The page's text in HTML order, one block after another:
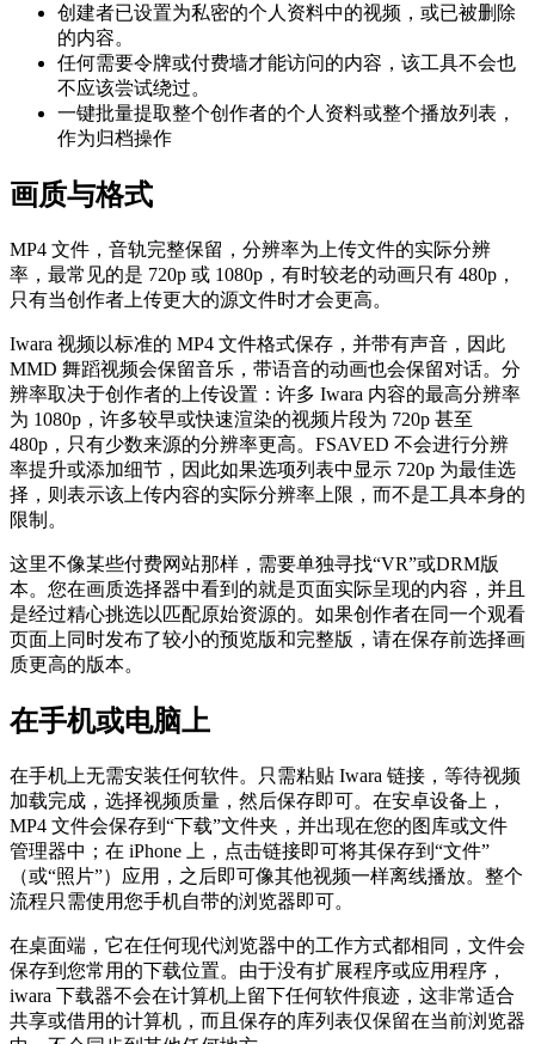
创建者已设置为私密的个人资料中的视频，或已被删除
的内容。
任何需要令牌或付费墙才能访问的内容，该工具不会也
不应该尝试绕过。
一键批量提取整个创作者的个人资料或整个播放列表，
作为归档操作
画质与格式
MP4 文件，音轨完整保留，分辨率为上传文件的实际分辨
率，最常见的是 720p 或 1080p，有时较老的动画只有 480p，
只有当创作者上传更大的源文件时才会更高。
Iwara 视频以标准的 MP4 文件格式保存，并带有声音，因此
MMD 舞蹈视频会保留音乐，带语音的动画也会保留对话。分
辨率取决于创作者的上传设置：许多 Iwara 内容的最高分辨率
为 1080p，许多较早或快速渲染的视频片段为 720p 甚至
480p，只有少数来源的分辨率更高。FSAVED 不会进行分辨
率提升或添加细节，因此如果选项列表中显示 720p 为最佳选
择，则表示该上传内容的实际分辨率上限，而不是工具本身的
限制。
这里不像某些付费网站那样，需要单独寻找“VR”或DRM版
本。您在画质选择器中看到的就是页面实际呈现的内容，并且
是经过精心挑选以匹配原始资源的。如果创作者在同一个观看
页面上同时发布了较小的预览版和完整版，请在保存前选择画
质更高的版本。
在手机或电脑上
在手机上无需安装任何软件。只需粘贴 Iwara 链接，等待视频
加载完成，选择视频质量，然后保存即可。在安卓设备上，
MP4 文件会保存到“下载”文件夹，并出现在您的图库或文件
管理器中；在 iPhone 上，点击链接即可将其保存到“文件”
（或“照片”）应用，之后即可像其他视频一样离线播放。整个
流程只需使用您手机自带的浏览器即可。
在桌面端，它在任何现代浏览器中的工作方式都相同，文件会
保存到您常用的下载位置。由于没有扩展程序或应用程序，
iwara 下载器不会在计算机上留下任何软件痕迹，这非常适合
共享或借用的计算机，而且保存的库列表仅保留在当前浏览器